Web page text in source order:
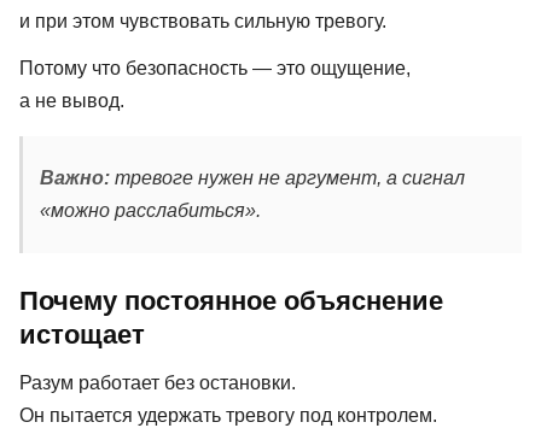
и при этом чувствовать сильную тревогу.
Потому что безопасность — это ощущение,
а не вывод.
Важно: тревоге нужен не аргумент, а сигнал
«можно расслабиться».
Почему постоянное объяснение
истощает
Разум работает без остановки.
Он пытается удержать тревогу под контролем.